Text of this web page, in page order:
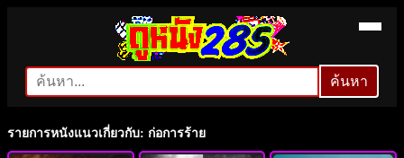
ค้นหา
ค้นหา
รายการหนังแนวเกี่ยวกับ: ก่อการร้าย